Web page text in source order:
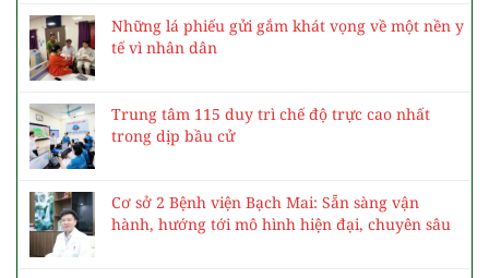
Những lá phiếu gửi gắm khát vọng về một nền y
tế vì nhân dân
Trung tâm 115 duy trì chế độ trực cao nhất
trong dịp bầu cử
Cơ sở 2 Bệnh viện Bạch Mai: Sẵn sàng vận
hành, hướng tới mô hình hiện đại, chuyên sâu